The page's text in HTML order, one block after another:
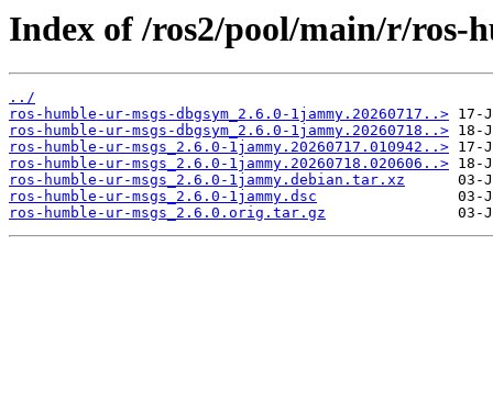
Index of /ros2/pool/main/r/ros-
../
ros-humble-ur-msgs-dbgsym_2.6.0-1jammy.20260717..>
ros-humble-ur-msgs-dbgsym_2.6.0-1jammy.20260718..>
ros-humble-ur-msgs_2.6.0-1jammy.20260717.010942..>
ros-humble-ur-msgs_2.6.0-1jammy.20260718.020606..>
ros-humble-ur-msgs_2.6.0-1jammy.debian.tar.xz
ros-humble-ur-msgs_2.6.0-1jammy.dsc
ros-humble-ur-msgs_2.6.0.orig.tar.gz